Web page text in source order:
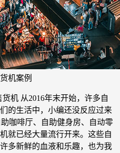
机案例
货机 从2016年末开始，许多自
的生活中，小编还没反应过来
咖啡厅、自助健身房、自动零
就已经大量流行开来。这些自
多新鲜的血液和乐趣，也为我